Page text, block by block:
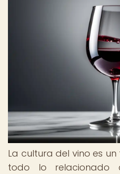
La cultura del vino es
todo lo relacionado